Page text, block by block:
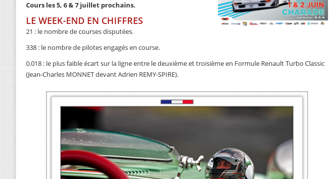
Cours les 5, 6 & 7 juillet prochains.
LE WEEK-END EN CHIFFRES
21 : le nombre de courses disputées.
338 : le nombre de pilotes engagés en course.
0.018 : le plus faible écart sur la ligne entre le deuxième et troisième en Formule Renault Turbo Classic
(Jean-Charles MONNET devant Adrien REMY-SPIRE).